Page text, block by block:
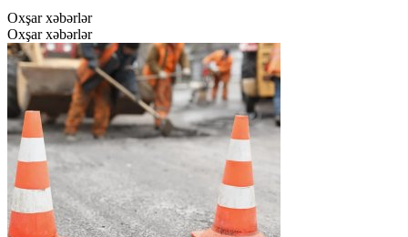
Oxşar xəbərlər
Oxşar xəbərlər